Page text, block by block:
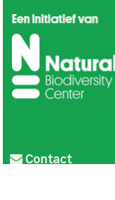
Contact